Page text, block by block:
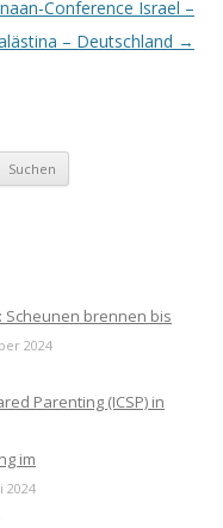
Conference Israel –
– Deutschland →
Scheunen brennen bis
2024
Parenting (ICSP) in
im
2024